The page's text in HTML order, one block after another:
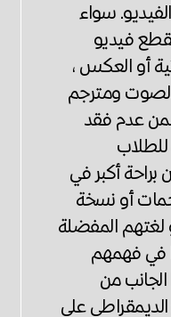
سواء
فيديو
أو العكس ،
الصوت ومترجم
عدم فقد
للطلاب
براحة أكبر في
أو نسخة
لغتهم المفضلة
في فهمهم
الجانب من
على